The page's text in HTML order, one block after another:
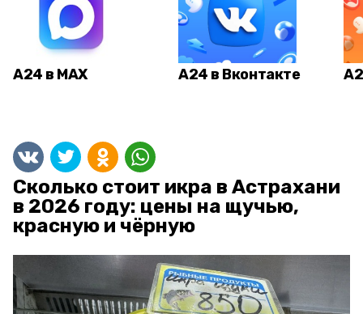
А24 в MAX А24 в Вконтакте
Сколько стоит икра в Астрахани
в 2026 году: цены на щучью,
красную и чёрную